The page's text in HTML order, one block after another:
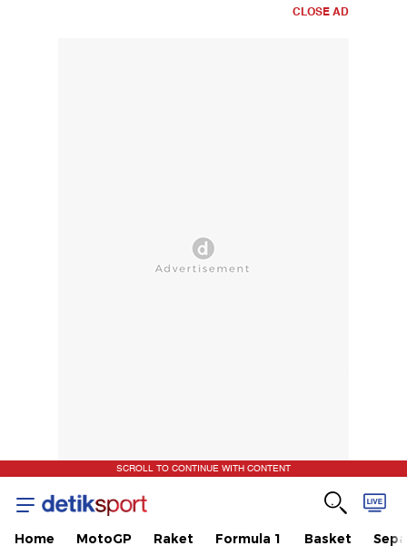
CLOSE AD
SCROLL TO CONTINUE WITH CONTENT
Home MotoGP Raket Formula 1 Basket